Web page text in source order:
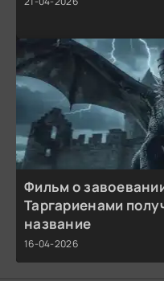
Фильм о
Таргариенами
название
16-04-2026